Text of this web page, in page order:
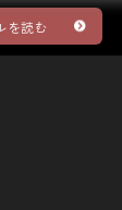
を読む